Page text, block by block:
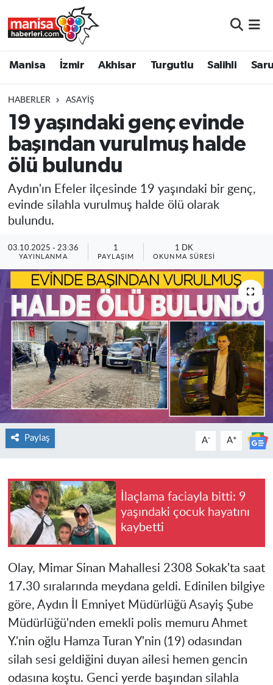
Manisa İzmir Akhisar Turgutlu Salihli
HABERLER ASAYIŞ
19 yaşındaki genç evinde
başından vurulmuş halde
ölü bulundu
Aydın'ın Efeler ilçesinde 19 yaşındaki bir genç,
evinde silahla vurulmuş halde ölü olarak
bulundu.
03.10.2025 - 23:36
YAYINLANMA
1
PAYLAŞIM
1 DK
OKUNMA SÜRESI
Paylaş A- A+
İlaçlama faciayla bitti: 9
yaşındaki çocuk hayatını
kaybetti
Olay, Mimar Sinan Mahallesi 2308 Sokak'ta saat
17.30 sıralarında meydana geldi. Edinilen bilgiye
göre, Aydın İl Emniyet Müdürlüğü Asayiş Şube
Müdürlüğü'nden emekli polis memuru Ahmet
Y.'nin oğlu Hamza Turan Y'nin (19) odasından
silah sesi geldiğini duyan ailesi hemen gencin
odasına koştu. Genci yerde başından silahla
Turgutlu
Salihli
Saruhanlı
Resmi İlanlar
Manisa Nöbetçi Eczaneler
Manisa Trafik Yoğunluk Haritası
Süper Lig Puan Durumu ve Fikstür
Tüm Manşetler
Haber Arşivi